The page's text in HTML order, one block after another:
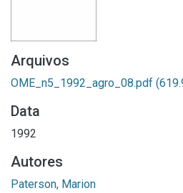
Arquivos
OME_n5_1992_agro_08.pdf
Data
1992
Autores
Paterson, Marion